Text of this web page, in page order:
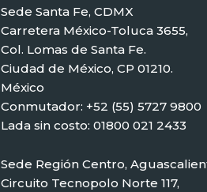
Sede Santa Fe, CDMX
Carretera México-Toluca 3655,
Col. Lomas de Santa Fe.
Ciudad de México, CP 01210.
México
Conmutador: +52 (55) 5727 9800
Lada sin costo: 01800 021 2433
Sede Región Centro,
Circuito Tecnopolo Norte 117,